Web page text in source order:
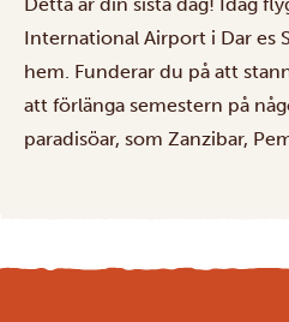
International Airport i Dar es
hem. Funderar du på att
att förlänga semestern på
paradisöar, som Zanzibar,